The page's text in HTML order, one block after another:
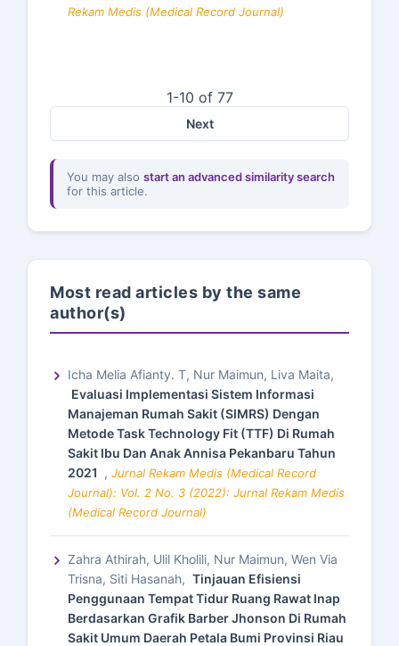
Rekam Medis (Medical Record Journal)
1-10 of 77
Next
You may also start an advanced similarity search
for this article.
Most read articles by the same
author(s)
Icha Melia Afianty. T, Nur Maimun, Liva Maita,
Evaluasi Implementasi Sistem Informasi
Manajeman Rumah Sakit (SIMRS) Dengan
Metode Task Technology Fit (TTF) Di Rumah
Sakit Ibu Dan Anak Annisa Pekanbaru Tahun
2021 , Jurnal Rekam Medis (Medical Record
Journal): Vol. 2 No. 3 (2022): Jurnal Rekam Medis
(Medical Record Journal)
Zahra Athirah, Ulil Kholili, Nur Maimun, Wen Via
Trisna, Siti Hasanah, Tinjauan Efisiensi
Penggunaan Tempat Tidur Ruang Rawat Inap
Berdasarkan Grafik Barber Jhonson Di Rumah
Sakit Umum Daerah Petala Bumi Provinsi Riau